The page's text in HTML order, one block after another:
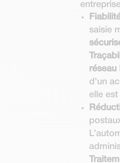
saisie
réseau
d’un
elle est